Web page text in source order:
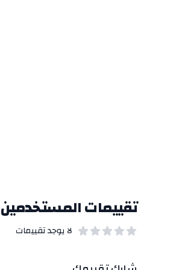
تقييمات المستخدمين
لا يوجد تقييمات
بيانات التقييمات